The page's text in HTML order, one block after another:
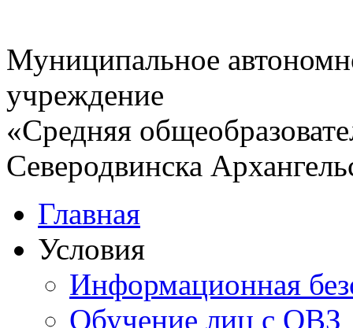
Муниципальное
учреждение
«Средняя
Северодвинска
Главная
Условия
Информационная
Обучение лиц с ОВЗ